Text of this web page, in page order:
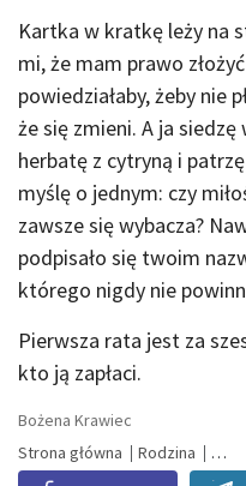
Kartka w kratkę leży na
mi, że mam prawo
powiedziałaby, żeby nie
że się zmieni. A ja
herbatę z cytryną i
myślę o jednym: czy
zawsze się wybacza?
podpisało się twoim
którego nigdy nie
Pierwsza rata jest za
kto ją zapłaci.
Bożena Krawiec
Strona główna
Rodzina